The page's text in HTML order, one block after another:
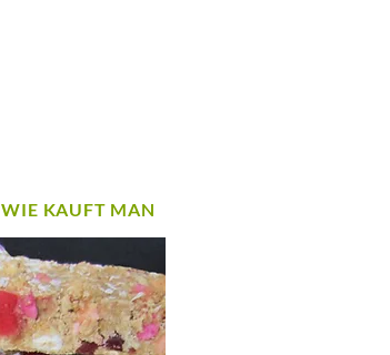
WIE KAUFT MAN